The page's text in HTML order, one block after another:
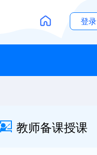
登录
教师备课授课